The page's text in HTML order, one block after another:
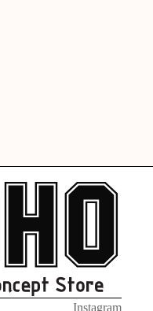
Instagram